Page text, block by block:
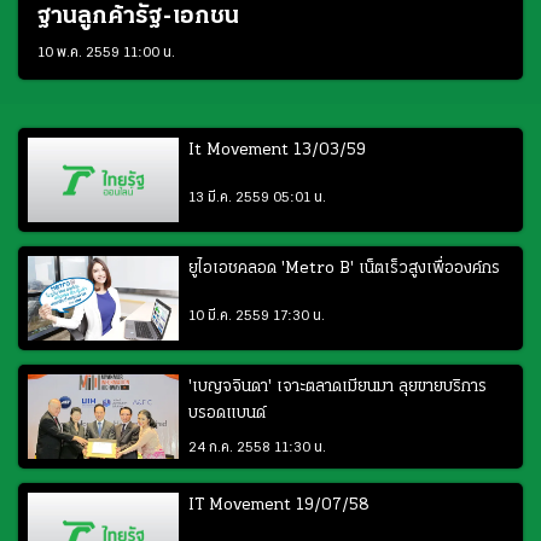
ฐานลูกค้ารัฐ-เอกชน
10 พ.ค. 2559 11:00 น.
It Movement 13/03/59
13 มี.ค. 2559 05:01 น.
ยูไอเอชคลอด 'Metro B' เน็ตเร็วสูงเพื่อองค์กร
10 มี.ค. 2559 17:30 น.
'เบญจจินดา' เจาะตลาดเมียนมา ลุยขายบริการ
บรอดแบนด์
24 ก.ค. 2558 11:30 น.
IT Movement 19/07/58